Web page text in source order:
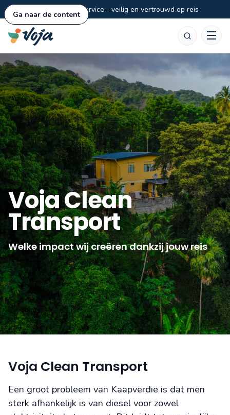
Ga naar de content
Persoonlijke service - veilig en vertrouwd op reis
Voja Clean
Transport
Welke impact wij creëren dankzij jouw reis
Voja Clean Transport
Een groot probleem van Kaapverdië is dat men
sterk afhankelijk is van diesel voor zowel
Zoeken